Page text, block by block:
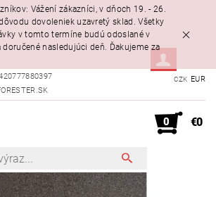
Vážení zákazníci, v dňoch 19. - 26.
dovoleniek uzavretý sklad. Všetky
v tomto termíne budú odoslané v
nasledujúci deň. Ďakujeme za
CZK EUR
0 €0